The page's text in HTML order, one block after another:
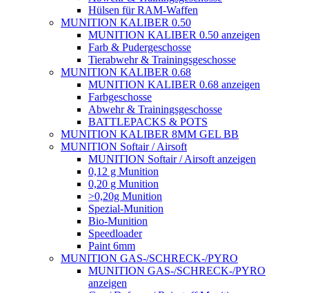
Hülsen für RAM-Waffen
MUNITION KALIBER 0.50
MUNITION KALIBER 0.50 anzeigen
Farb & Pudergeschosse
Tierabwehr & Trainingsgeschosse
MUNITION KALIBER 0.68
MUNITION KALIBER 0.68 anzeigen
Farbgeschosse
Abwehr & Trainingsgeschosse
BATTLEPACKS & POTS
MUNITION KALIBER 8MM GEL BB
MUNITION Softair / Airsoft
MUNITION Softair / Airsoft anzeigen
0,12 g Munition
0,20 g Munition
>0,20g Munition
Spezial-Munition
Bio-Munition
Speedloader
Paint 6mm
MUNITION GAS-/SCHRECK-/PYRO
MUNITION GAS-/SCHRECK-/PYRO
anzeigen